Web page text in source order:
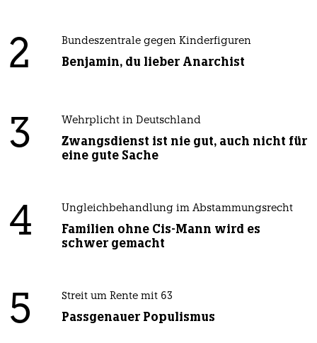
2 Bundeszentrale gegen Kinderfiguren
Benjamin, du lieber Anarchist
3 Wehrplicht in Deutschland
Zwangsdienst ist nie gut, auch nicht für
eine gute Sache
4 Ungleichbehandlung im Abstammungsrecht
Familien ohne Cis-Mann wird es
schwer gemacht
5 Streit um Rente mit 63
Passgenauer Populismus